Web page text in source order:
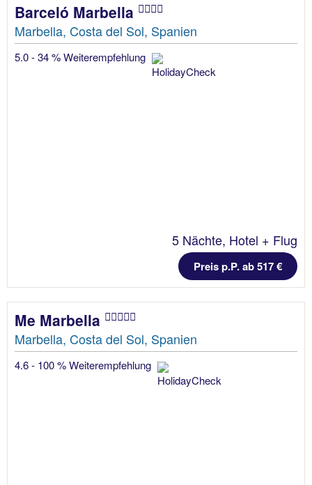
Barceló Marbella
Marbella, Costa del Sol, Spanien
5.0 - 34 % Weiterempfehlung
5 Nächte, Hotel + Flug
Preis p.P. ab 517 €
Me Marbella
Marbella, Costa del Sol, Spanien
4.6 - 100 % Weiterempfehlung